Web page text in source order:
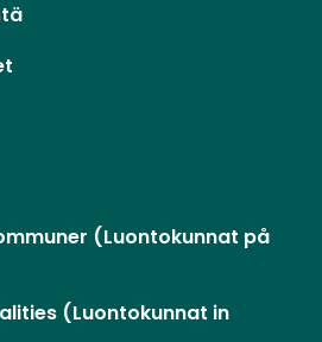
(Luontokunnat på
(Luontokunnat in